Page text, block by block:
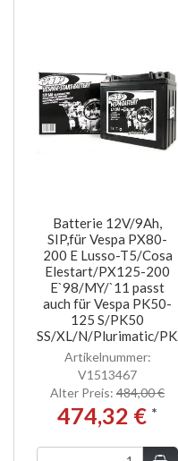
Batterie 12V/9Ah,
SIP,für Vespa PX80-
200 E Lusso-T5/Cosa
Elestart/PX125-200
E`98/MY/`11 passt
auch für Vespa PK50-
125 S/PK50
SS/XL/N/Plurimatic/PK...
Artikelnummer:
V1513467
Alter Preis: 484,00 €
474,32 € *